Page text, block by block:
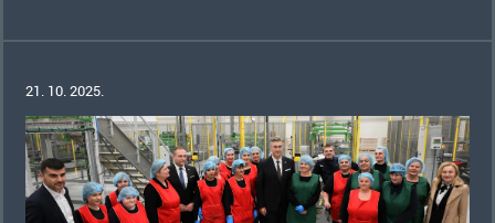
21. 10. 2025.